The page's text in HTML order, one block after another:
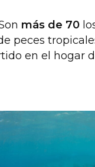
más de 70
peces
en el hogar